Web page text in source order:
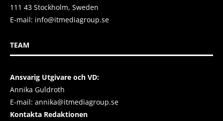
111 43 Stockholm, Sweden
E-mail: info@itmediagroup.se
TEAM
Ansvarig Utgivare och VD:
Annika Guldroth
E-mail: annika@itmediagroup.se
Kontakta Redaktionen